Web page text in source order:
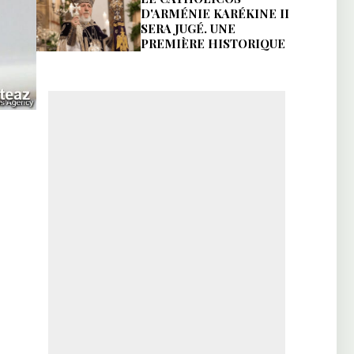
D'ARMÉNIE KARÉKINE II
SERA JUGÉ. UNE
PREMIÈRE HISTORIQUE